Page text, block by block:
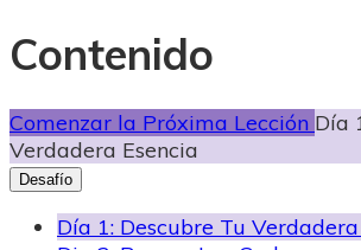
Contenido
Comenzar la Próxima Lección Día
Verdadera Esencia
Desafío
Día 1: Descubre Tu